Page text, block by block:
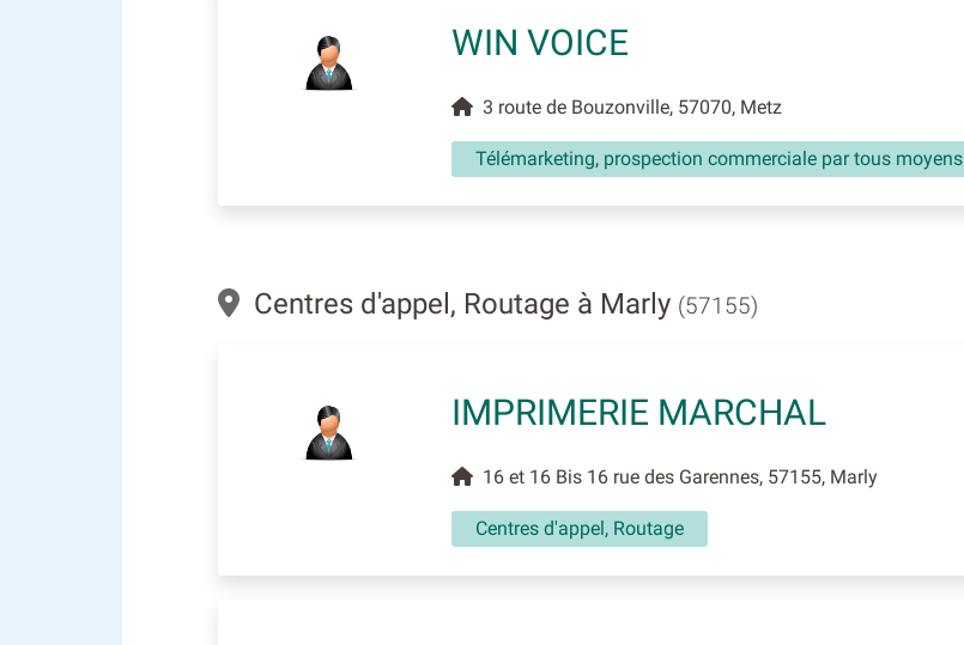
WIN VOICE
3 route de Bouzonville, 57070, Metz
Télémarketing, prospection commerciale par tous moyens
Centres d'appel, Routage à Marly (57155)
IMPRIMERIE MARCHAL
16 et 16 Bis 16 rue des Garennes, 57155, Marly
Centres d'appel, Routage